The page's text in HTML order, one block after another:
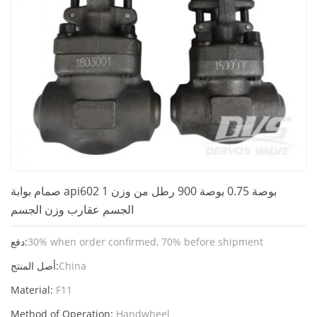
صمام بوابة api602 1 بوصة 0.75 بوصة 900 رطل من وزن
الجسم عقارب وزن الجسم
دفع:30% when order confirmed, 70% before shipment
أصل المنتج:China
Material: F11
Method of Operation: Handwheel